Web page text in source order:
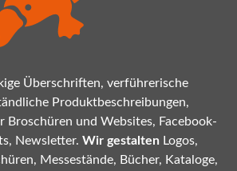
Überschriften, verführerische
Produktbeschreibungen,
Broschüren und Websites, Facebook-
Newsletter. Wir gestalten Logos,
Messestände, Bücher, Kataloge,